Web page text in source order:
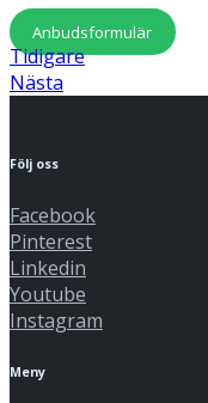
Anbudsformulär
Tidigare
Nästa
Följ oss
Facebook
Pinterest
Linkedin
Youtube
Instagram
Meny